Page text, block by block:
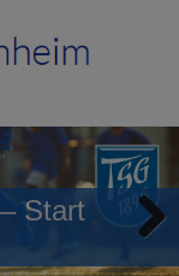
Start